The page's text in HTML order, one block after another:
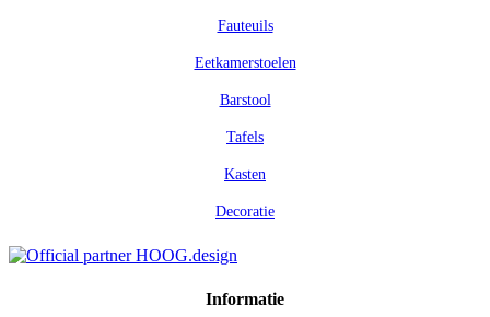
Fauteuils
Eetkamerstoelen
Barstool
Tafels
Kasten
Decoratie
Informatie